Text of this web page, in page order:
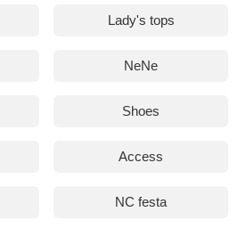
Lady's tops
NeNe
Shoes
Access
NC festa